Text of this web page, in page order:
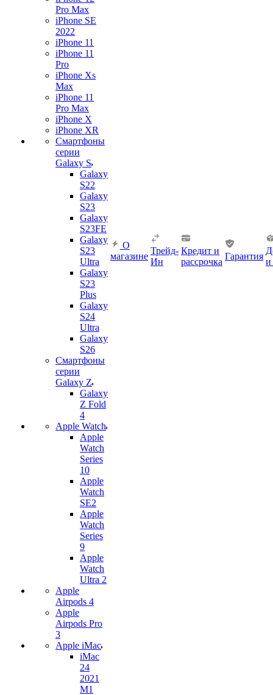
Pro Max
iPhone SE
2022
iPhone 11
iPhone 11
Pro
iPhone Xs
Max
iPhone 11
Pro Max
iPhone X
iPhone XR
Смартфоны
серии
Galaxy S
Galaxy
S22
Galaxy
S23
Galaxy
S23FE
Galaxy
S23
Ultra
Galaxy
S23
Plus
Galaxy
S24
Ultra
Galaxy
S26
Смартфоны
серии
Galaxy Z
Galaxy
Z Fold
4
Apple Watch
Apple
Watch
Series
10
Apple
Watch
SE2
Apple
Watch
Series
9
Apple
Watch
Ultra 2
Apple
Airpods 4
Apple
Airpods Pro
3
Apple iMac
iMac
24
2021
M1
О
магазине
Трейд-
Ин
Кредит и
рассрочка
Гарантия
и